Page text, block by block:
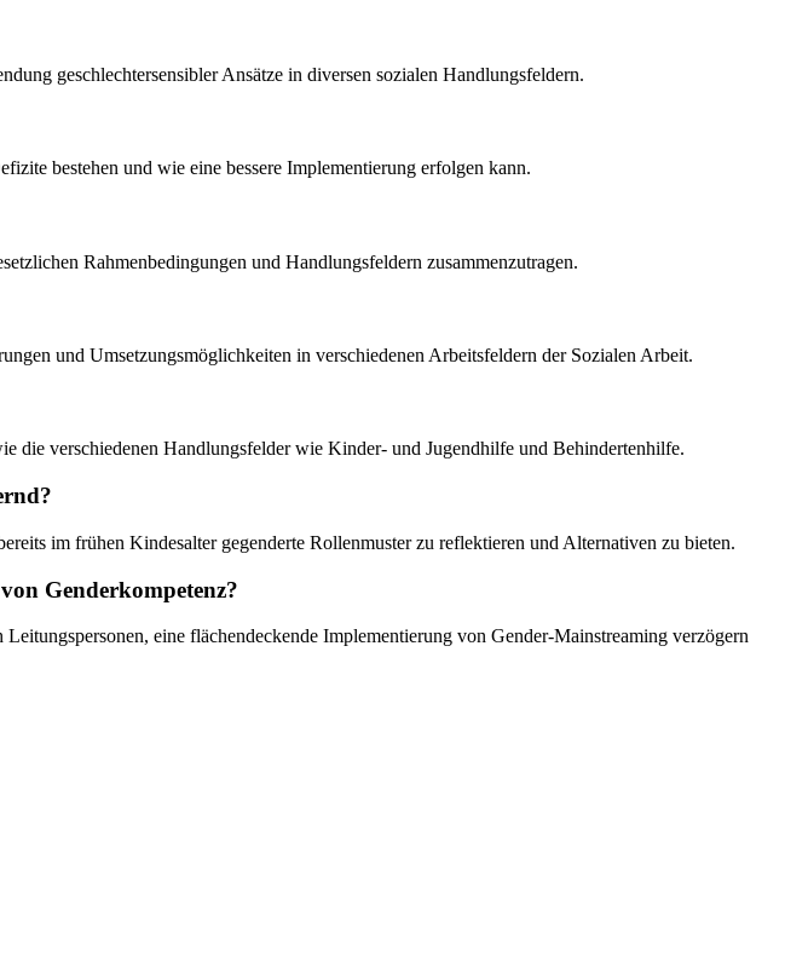
geschlechtersensibler Ansätze in diversen sozialen Handlungsfeldern.
bestehen und wie eine bessere Implementierung erfolgen kann.
Rahmenbedingungen und Handlungsfeldern zusammenzutragen.
und Umsetzungsmöglichkeiten in verschiedenen Arbeitsfeldern der Sozialen Arbeit.
die verschiedenen Handlungsfelder wie Kinder- und Jugendhilfe und Behindertenhilfe.
im frühen Kindesalter gegenderte Rollenmuster zu reflektieren und Alternativen zu bieten.
Genderkompetenz?
eine flächendeckende Implementierung von Gender-Mainstreaming verzögern